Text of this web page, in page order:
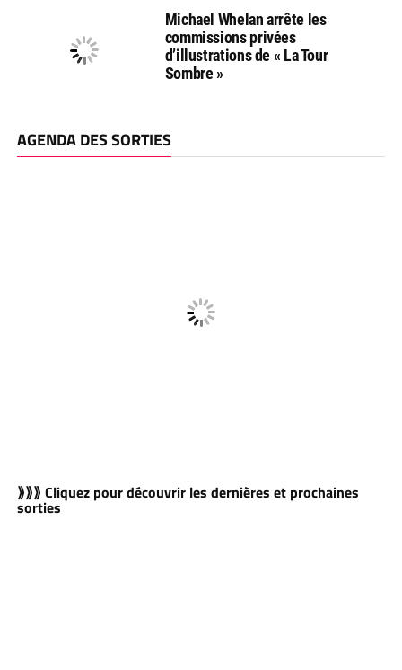
Michael Whelan arrête les
commissions privées
d’illustrations de « La Tour
Sombre »
AGENDA DES SORTIES
⟫⟫⟫ Cliquez pour découvrir les dernières et prochaines
sorties